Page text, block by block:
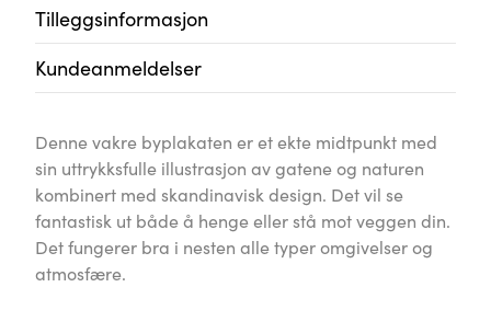
Tilleggsinformasjon
Kundeanmeldelser
Denne vakre byplakaten er et ekte midtpunkt med
sin uttrykksfulle illustrasjon av gatene og naturen
kombinert med skandinavisk design. Det vil se
fantastisk ut både å henge eller stå mot veggen din.
Det fungerer bra i nesten alle typer omgivelser og
atmosfære.